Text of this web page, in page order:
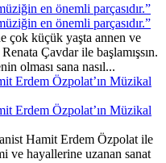
en önemli parçasıdır.”
en önemli parçasıdır.”
çok küçük yaşta annen ve
Çavdar ile başlamışsın.
olması sana nasıl...
Erdem Özpolat’ın Müzikal
Erdem Özpolat’ın Müzikal
Hamit Erdem Özpolat ile
ve hayallerine uzanan sanat